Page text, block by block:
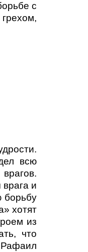
с
всю
и
борьбу
хотят
из
что